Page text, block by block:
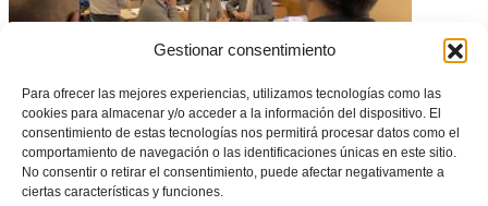
Gestionar consentimiento
Para ofrecer las mejores experiencias, utilizamos tecnologías como las
cookies para almacenar y/o acceder a la información del dispositivo. El
consentimiento de estas tecnologías nos permitirá procesar datos como el
comportamiento de navegación o las identificaciones únicas en este sitio.
No consentir o retirar el consentimiento, puede afectar negativamente a
ciertas características y funciones.
El fútbol sala base analizará con los clubes las propuestas de cara a la
próxima temporada